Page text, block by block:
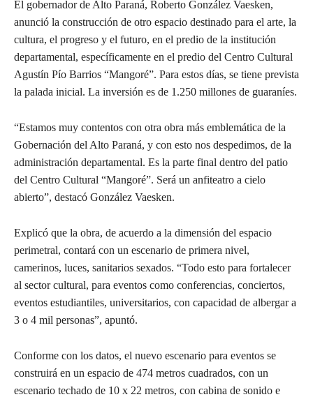
El gobernador de Alto Paraná, Roberto González Vaesken,
anunció la construcción de otro espacio destinado para el arte, la
cultura, el progreso y el futuro, en el predio de la institución
departamental, específicamente en el predio del Centro Cultural
Agustín Pío Barrios “Mangoré”. Para estos días, se tiene prevista
la palada inicial. La inversión es de 1.250 millones de guaraníes.
“Estamos muy contentos con otra obra más emblemática de la
Gobernación del Alto Paraná, y con esto nos despedimos, de la
administración departamental. Es la parte final dentro del patio
del Centro Cultural “Mangoré”. Será un anfiteatro a cielo
abierto”, destacó González Vaesken.
Explicó que la obra, de acuerdo a la dimensión del espacio
perimetral, contará con un escenario de primera nivel,
camerinos, luces, sanitarios sexados. “Todo esto para fortalecer
al sector cultural, para eventos como conferencias, conciertos,
eventos estudiantiles, universitarios, con capacidad de albergar a
3 o 4 mil personas”, apuntó.
Conforme con los datos, el nuevo escenario para eventos se
construirá en un espacio de 474 metros cuadrados, con un
escenario techado de 10 x 22 metros, con cabina de sonido e